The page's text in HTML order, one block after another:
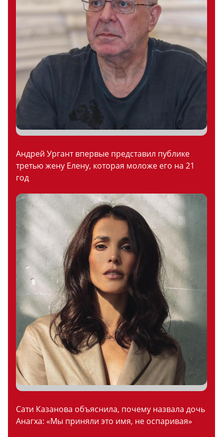
Андрей Ургант впервые представил публике
третью жену Елену, которая моложе его на 21
год
Сати Казанова объяснила, почему назвала дочь
Анагха: «Мы приняли это имя, не оспаривая»